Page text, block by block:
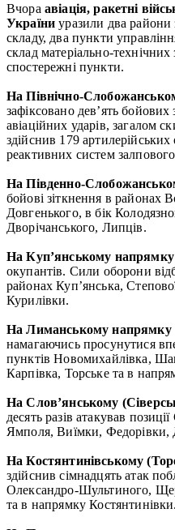
Вчора авіація, ракетні
Україниуразили два райони
складу, два пункти
склад матеріально-
спостережні пункти.
На Північно-
зафіксовано дев’ять
авіаційних ударів, загалом
здійснив 179 артилерійських
реактивних систем
На Південно-
бойові зіткнення в районах
Довгенького, в бік
Дворічанського, Липців.
На Куп’янському напрямку
окупантів. Сили оборони
районах Куп’янська,
Курилівки.
На Лиманському напрямку
намагаючись просунутися
пунктів Новомихайлівка,
Карпівка, Торське та в
На Слов’янському
десять разів атакував
Ямполя, Виїмки, Федорівки,
На Костянтинівському
здійснив сімнадцять атак
Олександро-Шультиного,
та в напрямку Костянтинівки.